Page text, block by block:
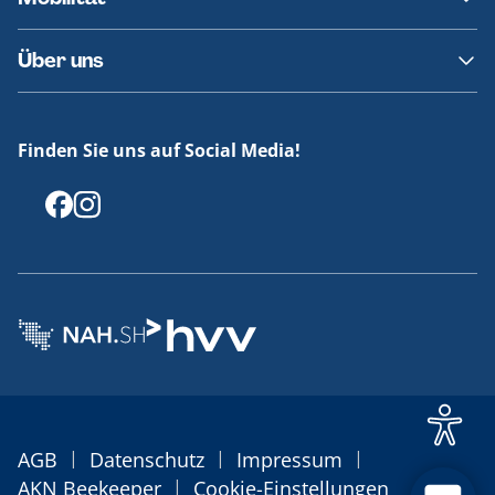
Fundsachen
Häufige Fragen
Barrierefreies Reisen
Erklärung Barrierefreiheit
Über uns
Offenlegungen
Finden Sie uns auf Social Media!
AGB | Datenschutz | Impressum |
AKN Beekeeper | Cookie-Einstellungen